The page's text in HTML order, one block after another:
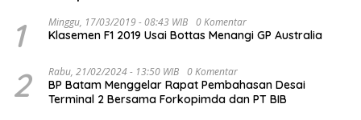
1 Minggu, 17/03/2019 - 08:43 WIB 0 Komentar
Klasemen F1 2019 Usai Bottas Menangi GP Australia
2 Rabu, 21/02/2024 - 13:50 WIB 0 Komentar
BP Batam Menggelar Rapat Pembahasan Desai
Terminal 2 Bersama Forkopimda dan PT BIB